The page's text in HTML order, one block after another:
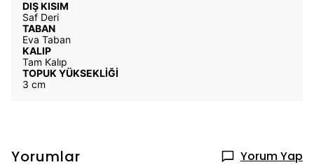
DIŞ KISIM
Saf Deri
TABAN
Eva Taban
KALIP
Tam Kalıp
TOPUK YÜKSEKLİĞİ
3 cm
Yorumlar Yorum Yap